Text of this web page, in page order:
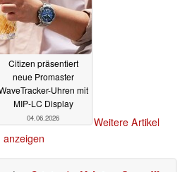
Citizen präsentiert
neue Promaster
Uhren mit
MIP-LC Display
04.06.2026
Weitere Artikel
anzeigen